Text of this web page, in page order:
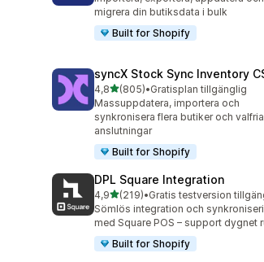
migrera din butiksdata i bulk
Built for Shopify
syncX Stock Sync Inventory
4,8av 5 stjärnor
(805)
805 recensioner totalt
•Gratisplan tillgänglig
Massuppdatera, importera och
synkronisera flera butiker och valfria
anslutningar
Built for Shopify
DPL Square Integration
4,9av 5 stjärnor
(219)
219 recensioner totalt
•
Sömlös integration och
med Square POS – support dygnet
Built for Shopify